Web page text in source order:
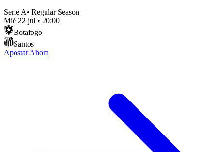
Serie A• Regular Season
Mié 22 jul • 20:00
Botafogo
Santos
Apostar Ahora